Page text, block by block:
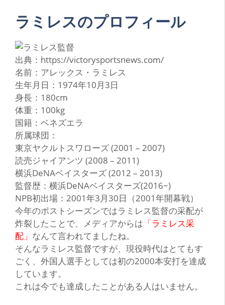
ラミレスのプロフィール
出典：https://victorysportsnews.com/
名前：アレックス・ラミレス
生年月日：1974年10月3日
身長：180cm
体重：100kg
国籍：ベネズエラ
所属球団：
東京ヤクルトスワローズ (2001 – 2007)
読売ジャイアンツ (2008 – 2011)
横浜DeNAベイスターズ (2012 – 2013)
監督歴：横浜DeNAベイスターズ(2016~)
NPB初出場：2001年3月30日（2001年開幕戦）
今年のポストシーズンではラミレス監督の采配が
炸裂したことで、メディアからは 「ラミレス采
配」 なんて言われてましたね。
そんなラミレス監督ですが、現役時代はとてもす
ごく、外国人選手としては初の2000本安打を達成
しています。
これは今でも達成したことがある人はいません。